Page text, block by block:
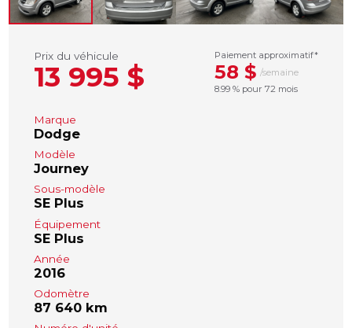
Prix du véhicule
13 995 $
Paiement approximatif*
58 $ /semaine
8.99 % pour 72 mois
Marque
Dodge
Modèle
Journey
Sous-modèle
SE Plus
Équipement
SE Plus
Année
2016
Odomètre
87 640 km